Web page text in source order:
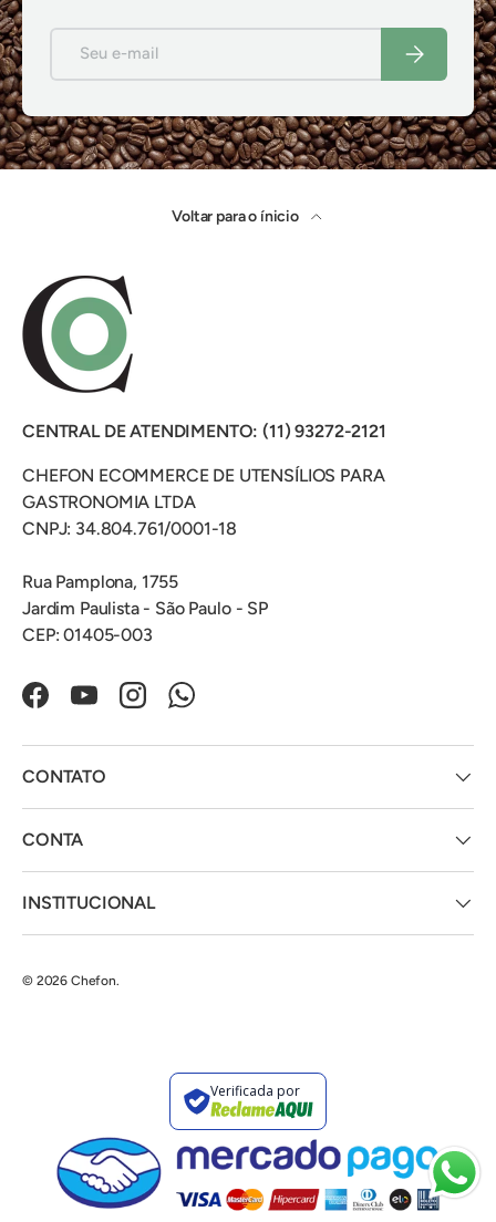
Inscrever-se
Voltar para o ínicio
CENTRAL DE ATENDIMENTO: (11) 93272-2121
CHEFON ECOMMERCE DE UTENSÍLIOS PARA
GASTRONOMIA LTDA
CNPJ: 34.804.761/0001-18
Rua Pamplona, 1755
Jardim Paulista - São Paulo - SP
CEP: 01405-003
FacebookYouTubeInstagramWhatsApp
CONTATO
CONTA
INSTITUCIONAL
© 2026 Chefon.
Verificada por